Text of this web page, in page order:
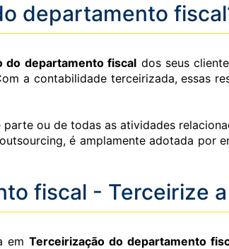
departamento
do departamento fiscal dos seus
a contabilidade terceirizada, essas
parte ou de todas as atividades
é amplamente adotada por
fiscal - Terceirize
em Terceirização do departamento